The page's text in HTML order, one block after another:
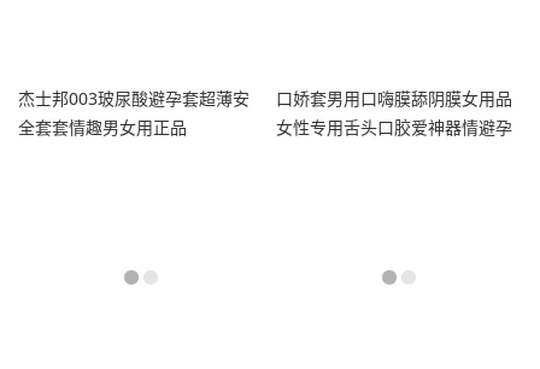
杰士邦003玻尿酸避孕套超薄安
全套套情趣男女用正品
口娇套男用口嗨膜舔阴膜女用品
女性专用舌头口胶爱神器情避孕